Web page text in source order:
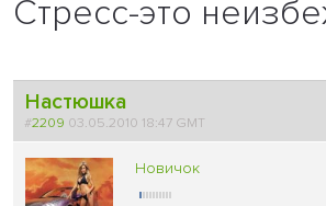
Стресс-это
Настюшка
#2209 03.05.2010 18:47 GMT
Новичок